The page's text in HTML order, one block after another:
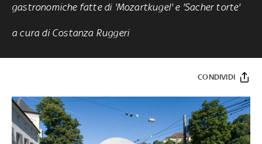
gastronomiche fatte di 'Mozartkugel' e 'Sacher torte'
a cura di Costanza Ruggeri
CONDIVIDI